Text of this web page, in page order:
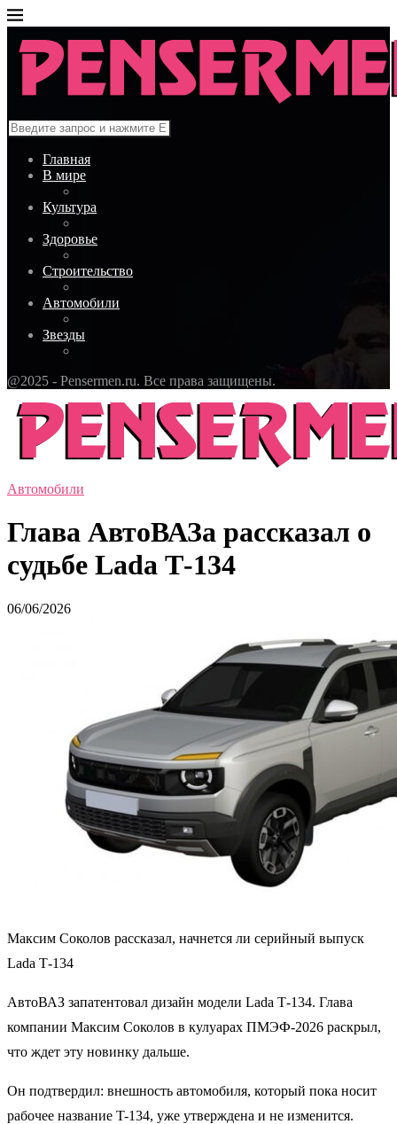
Главная
В мире
Культура
Здоровье
Строительство
Автомобили
Звезды
@2025 - Pensermen.ru. Все права защищены.
Автомобили
Глава АвтоВАЗа рассказал о
судьбе Lada Т-134
06/06/2026
Максим Соколов рассказал, начнется ли серийный выпуск
Lada Т-134
АвтоВАЗ запатентовал дизайн модели Lada Т-134. Глава
компании Максим Соколов в кулуарах ПМЭФ-2026 раскрыл,
что ждет эту новинку дальше.
Он подтвердил: внешность автомобиля, который пока носит
рабочее название T-134, уже утверждена и не изменится.